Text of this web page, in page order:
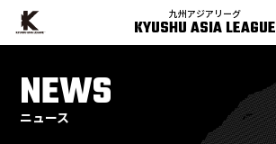
九州アジアリーグ
KYUSHU ASIA LEAGUE
NEWS
ニュース